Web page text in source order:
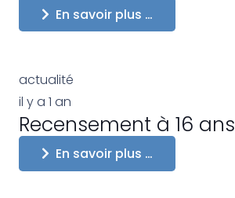
En savoir plus …
actualité
il y a 1 an
Recensement à 16 ans
En savoir plus …